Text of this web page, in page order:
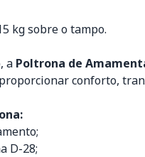
kg sobre o tampo.
a Poltrona de
conforto,
D-28;